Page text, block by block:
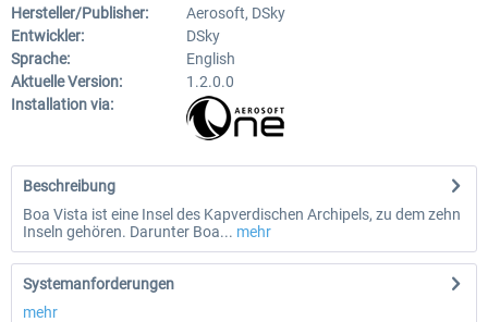
Hersteller/Publisher:
Aerosoft, DSky
Entwickler:
DSky
Sprache:
English
Aktuelle Version:
1.2.0.0
Installation via:
Beschreibung
Boa Vista ist eine Insel des Kapverdischen Archipels, zu dem zehn
Inseln gehören. Darunter Boa... mehr
Systemanforderungen
mehr